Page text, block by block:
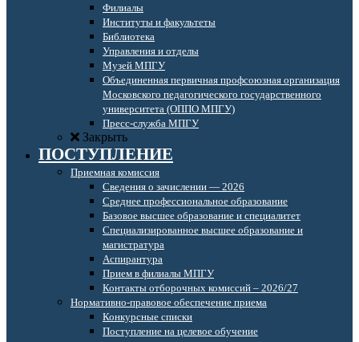
Филиалы
Институты и факультеты
Библиотека
Управления и отделы
Музей МПГУ
Объединенная первичная профсоюзная организация
Московского педагогического государственного
университета (ОППО МПГУ)
Пресс-служба МПГУ
Закрыть
ПОСТУПЛЕНИЕ
Приемная комиссия
Сведения о зачислении — 2026
Среднее профессиональное образование
Базовое высшее образование и специалитет
Специализированное высшее образование и
магистратура
Аспирантура
Прием в филиалы МПГУ
Контакты отборочных комиссий – 2026/27
Нормативно-правовое обеспечение приема
Конкурсные списки
Поступление на целевое обучение